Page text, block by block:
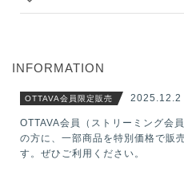
INFORMATION
OTTAVA会員限定販売 2025.12.2
OTTAVA会員（ストリーミング会
の方に、一部商品を特別価格で販
す。ぜひご利用ください。